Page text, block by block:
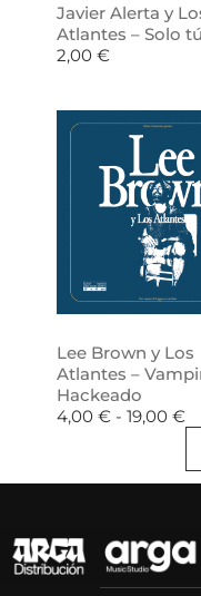
Javier Alerta y
Atlantes – Solo tú
2,00 €
Lee Brown y Los
Atlantes –
Hackeado
4,00 € - 19,00 €